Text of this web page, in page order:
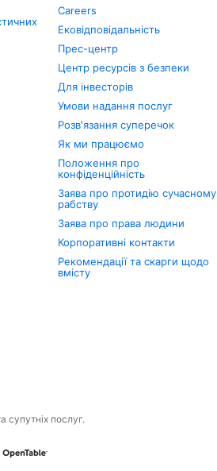
Careers
Ековідповідальність
Прес-центр
Центр ресурсів з безпеки
Для інвесторів
Умови надання послуг
Розв'язання суперечок
Як ми працюємо
Положення про
конфіденційність
Заява про протидію сучасному
рабству
Заява про права людини
Корпоративні контакти
Рекомендації та скарги щодо
вмісту
супутніх послуг.